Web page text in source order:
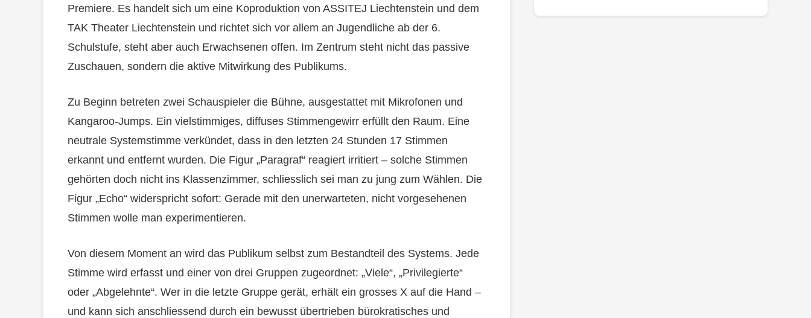
Premiere. Es handelt sich um eine Koproduktion von ASSITEJ Liechtenstein und dem
TAK Theater Liechtenstein und richtet sich vor allem an Jugendliche ab der 6.
Schulstufe, steht aber auch Erwachsenen offen. Im Zentrum steht nicht das passive
Zuschauen, sondern die aktive Mitwirkung des Publikums.
Zu Beginn betreten zwei Schauspieler die Bühne, ausgestattet mit Mikrofonen und
Kangaroo-Jumps. Ein vielstimmiges, diffuses Stimmengewirr erfüllt den Raum. Eine
neutrale Systemstimme verkündet, dass in den letzten 24 Stunden 17 Stimmen
erkannt und entfernt wurden. Die Figur „Paragraf“ reagiert irritiert – solche Stimmen
gehörten doch nicht ins Klassenzimmer, schliesslich sei man zu jung zum Wählen. Die
Figur „Echo“ widerspricht sofort: Gerade mit den unerwarteten, nicht vorgesehenen
Stimmen wolle man experimentieren.
Von diesem Moment an wird das Publikum selbst zum Bestandteil des Systems. Jede
Stimme wird erfasst und einer von drei Gruppen zugeordnet: „Viele“, „Privilegierte“
oder „Abgelehnte“. Wer in die letzte Gruppe gerät, erhält ein grosses X auf die Hand –
und kann sich anschliessend durch ein bewusst übertrieben bürokratisches und